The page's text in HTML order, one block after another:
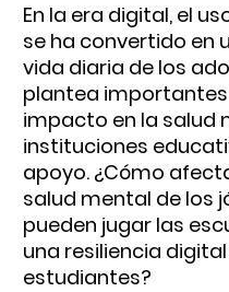
En la era digital, el
se ha convertido en
vida diaria de los
plantea
impacto en la salud
instituciones
apoyo. ¿Cómo
salud mental de los
pueden jugar las
una resiliencia
estudiantes?